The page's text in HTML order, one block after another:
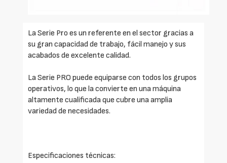
La Serie Pro es un referente en el sector gracias a
su gran capacidad de trabajo, fácil manejo y sus
acabados de excelente calidad.
La Serie PRO puede equiparse con todos los grupos
operativos, lo que la convierte en una máquina
altamente cualificada que cubre una amplia
variedad de necesidades.
Especificaciones técnicas: